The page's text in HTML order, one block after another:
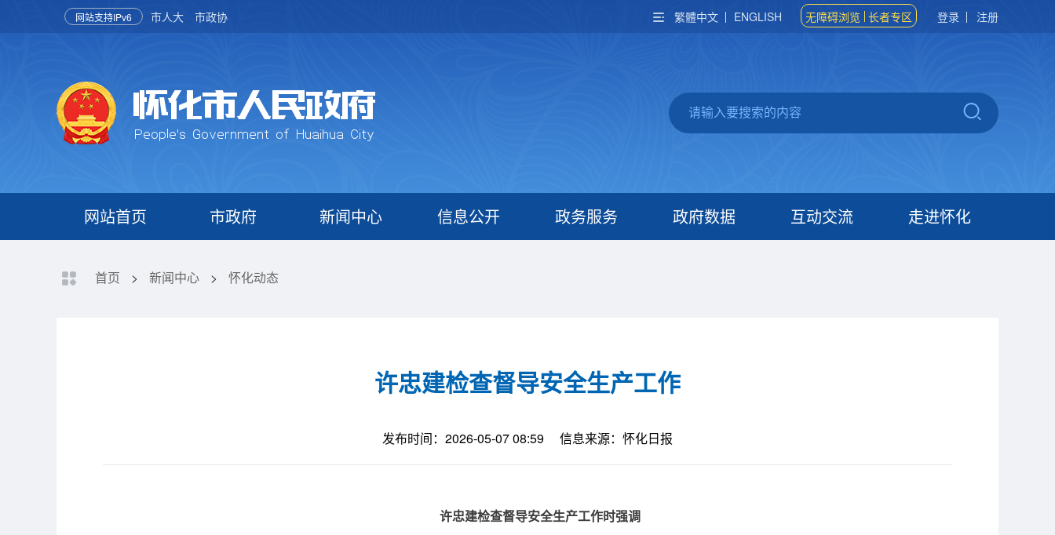
网站支持IPv6 市人大 市政协 繁體中文 ENGLISH 无障碍浏览 长者专区 登录 注册
网站首页 市政府 新闻中心 信息公开 政务服务 政府数据 互动交流 走进怀化
首页 > 新闻中心 > 怀化动态
许忠建检查督导安全生产工作
发布时间：2026-05-07 08:59 信息来源：怀化日报
许忠建检查督导安全生产工作时强调